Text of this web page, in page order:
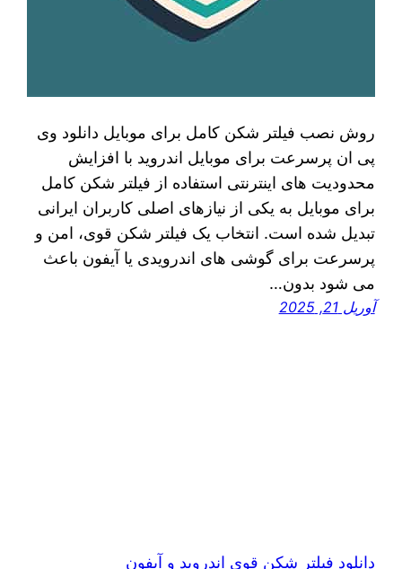
روش نصب فیلتر شکن کامل برای موبایل دانلود وی
پی ان پرسرعت برای موبایل اندروید با افزایش
محدودیت‌ های اینترنتی استفاده از فیلتر شکن کامل
برای موبایل به یکی از نیازهای اصلی کاربران ایرانی
تبدیل شده است. انتخاب یک فیلتر شکن قوی، امن و
پرسرعت برای گوشی‌ های اندرویدی یا آیفون باعث
می‌ شود بدون…
آوریل 21, 2025
دانلود فیلتر شکن قوی اندروید و آیفون